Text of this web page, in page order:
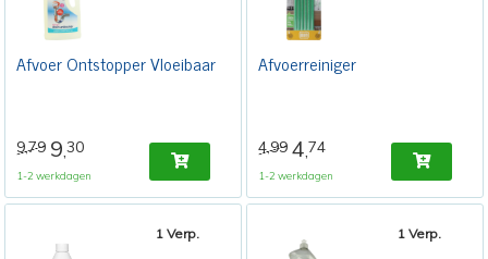
Afvoer Ontstopper Vloeibaar
9,79 9,30
1-2 werkdagen
Afvoerreiniger
4,99 4,74
1-2 werkdagen
1 Verp. 1 Verp.